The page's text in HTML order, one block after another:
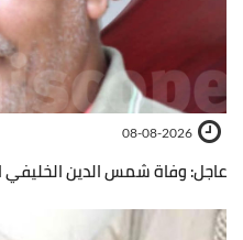
08-08-2026
عاجل: وفاة شمس الدين الخليفي